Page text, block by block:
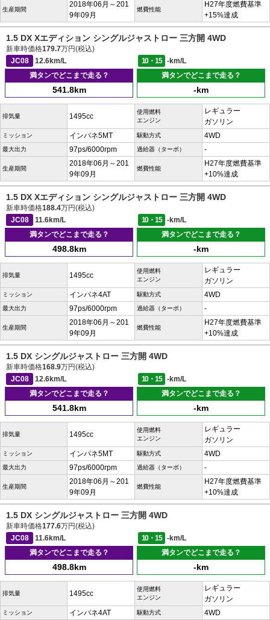
生産期間
2018年06月～201
9年09月
燃費性能
H27年度燃費基準
+15%達成
1.5 DX Xエディション シングルジャストロー 三方開 4WD
新車時価格179.7万円(税込)
JC08
12.6km/L 10・15
-km/L
満タンでどこまで走る？
541.8km
満タンでどこまで走る？
-km
排気量 1495cc
使用燃料
エンジン
レギュラー
ガソリン
ミッション インパネ5MT 駆動方式 4WD
最大出力 97ps/6000rpm 過給器（ターボ） -
生産期間
2018年06月～201
9年09月
燃費性能
H27年度燃費基準
+10%達成
1.5 DX Xエディション シングルジャストロー 三方開 4WD
新車時価格188.4万円(税込)
JC08
11.6km/L 10・15
-km/L
満タンでどこまで走る？
498.8km
満タンでどこまで走る？
-km
排気量 1495cc
使用燃料
エンジン
レギュラー
ガソリン
ミッション インパネ4AT 駆動方式 4WD
最大出力 97ps/6000rpm 過給器（ターボ） -
生産期間
2018年06月～201
9年09月
燃費性能
H27年度燃費基準
+10%達成
1.5 DX シングルジャストロー 三方開 4WD
新車時価格168.9万円(税込)
JC08
12.6km/L 10・15
-km/L
満タンでどこまで走る？
541.8km
満タンでどこまで走る？
-km
排気量 1495cc
使用燃料
エンジン
レギュラー
ガソリン
ミッション インパネ5MT 駆動方式 4WD
最大出力 97ps/6000rpm 過給器（ターボ） -
生産期間
2018年06月～201
9年09月
燃費性能
H27年度燃費基準
+10%達成
1.5 DX シングルジャストロー 三方開 4WD
新車時価格177.6万円(税込)
JC08
11.6km/L 10・15
-km/L
満タンでどこまで走る？
498.8km
満タンでどこまで走る？
-km
排気量 1495cc
使用燃料
エンジン
レギュラー
ガソリン
ミッション インパネ4AT 駆動方式 4WD